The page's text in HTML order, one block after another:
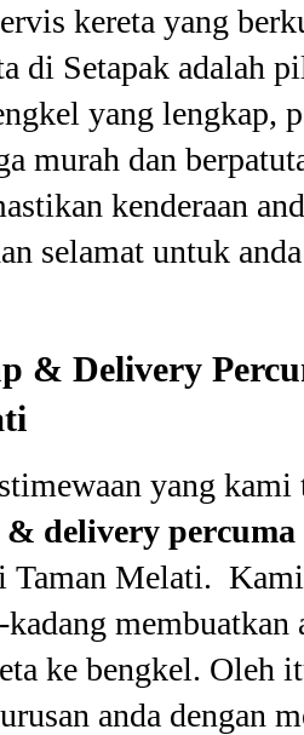
kereta yang
di Setapak adalah
yang lengkap,
murah dan
kenderaan
selamat untuk
& Delivery
yang
delivery percuma
Taman Melati.
ke bengkel. Oleh
anda dengan